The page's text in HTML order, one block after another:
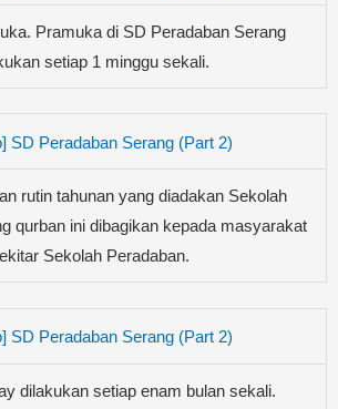
Pramuka di SD Peradaban Serang
setiap 1 minggu sekali.
rutin tahunan yang diadakan Sekolah
qurban ini dibagikan kepada masyarakat
Sekolah Peradaban.
dilakukan setiap enam bulan sekali.